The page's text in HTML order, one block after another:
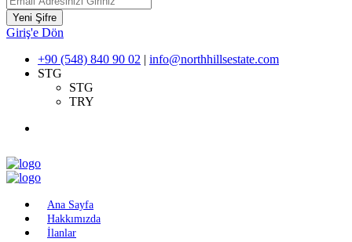
Yeni Şifre
Giriş'e Dön
+90 (548) 840 90 02 | info@northhillsestate.com
STG
STG
TRY
Ana Sayfa
Hakkımızda
İlanlar